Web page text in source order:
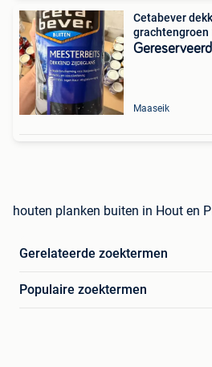
Cetabever
grachtengroen
Gereserveerd
Maaseik
houten planken buiten in Hout en
Gerelateerde zoektermen
Populaire zoektermen